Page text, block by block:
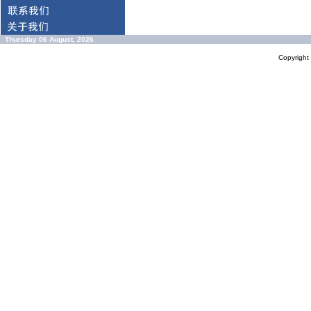
Thursday 06 August, 2026